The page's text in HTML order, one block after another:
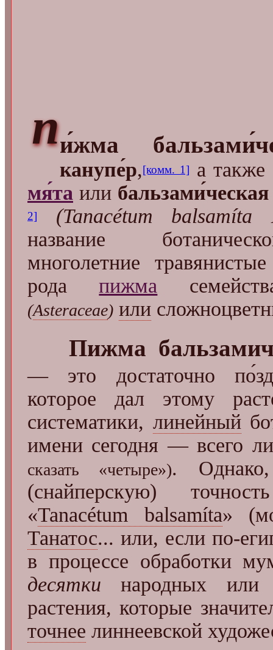
пи́жма
канупе́р,[комм. 1] а также
мя́та или
2]
(Tanacétum balsamíta
название
многолетние
родапижма
(Asteraceae) или
Пижма
— это достаточно
которое дал этому
систематики, линейный
имени сегодня — всего
сказать «четыре»). Однако,
(снайперскую)
«Tanacétum balsamíta»
Танатос... или, если по-
в процессе обработки
десятки народных или
растения, которые
точнее линнеевской